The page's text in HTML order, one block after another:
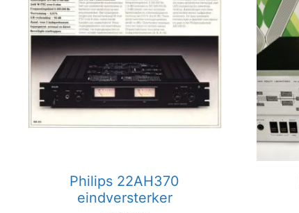
Philips 22AH370
eindversterker